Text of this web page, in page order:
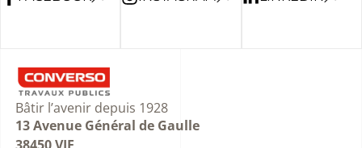
Bâtir l’avenir depuis 1928
13 Avenue Général de Gaulle